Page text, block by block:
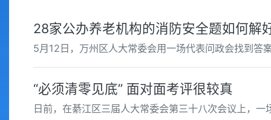
28家公办养老机构的消防安全题如何解
5月12日，万州区人大常委会用一场代表问政会找到答
“必须清零见底” 面对面考评很较真
日前，在綦江区三届人大常委会第三十八次会议上，一